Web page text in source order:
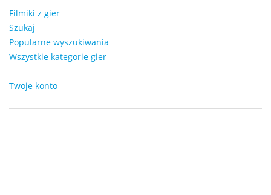
Filmiki z gier
Szukaj
Popularne wyszukiwania
Wszystkie kategorie gier
Twoje konto